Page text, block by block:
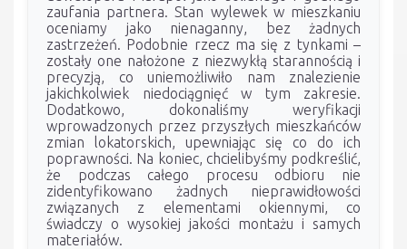
zaufania partnera. Stan wylewek w mieszkaniu
oceniamy jako nienaganny, bez żadnych
zastrzeżeń. Podobnie rzecz ma się z tynkami –
zostały one nałożone z niezwykłą starannością i
precyzją, co uniemożliwiło nam znalezienie
jakichkolwiek niedociągnięć w tym zakresie.
Dodatkowo, dokonaliśmy weryfikacji
wprowadzonych przez przyszłych mieszkańców
zmian lokatorskich, upewniając się co do ich
poprawności. Na koniec, chcielibyśmy podkreślić,
że podczas całego procesu odbioru nie
zidentyfikowano żadnych nieprawidłowości
związanych z elementami okiennymi, co
świadczy o wysokiej jakości montażu i samych
materiałów.